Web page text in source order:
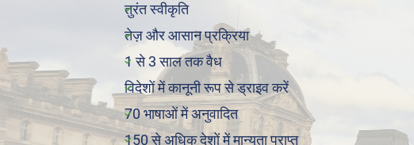
तुरंत स्वीकृति
तेज़ और आसान प्रक्रिया
1 से 3 साल तक वैध
विदेशों में कानूनी रूप से ड्राइव करें
70 भाषाओं में अनुवादित
150 से अधिक देशों में मान्यता प्राप्त